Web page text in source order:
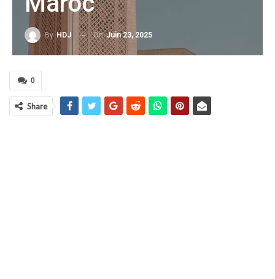
By HDJ OnJuin 23, 2025
0
Share